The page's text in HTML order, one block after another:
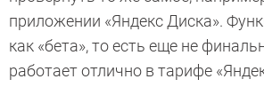
приложении «Яндекс Диска».
как «бета», то есть еще не
работает отлично в тарифе